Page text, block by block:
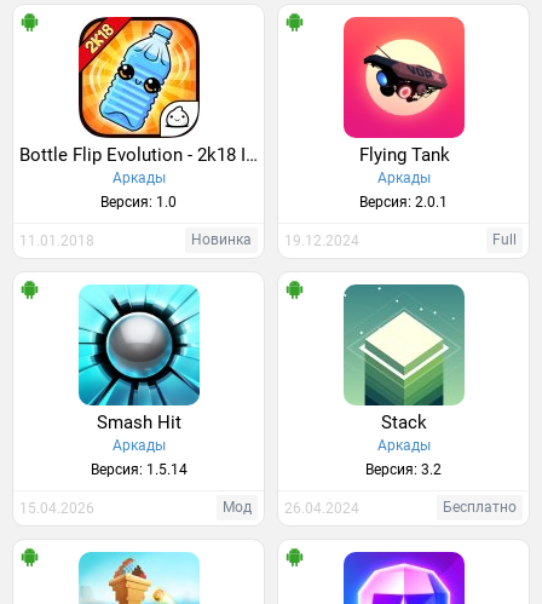
Bottle Flip Evolution - 2k18 Idle Clicker Game
Аркады
Версия: 1.0
11.01.2018 Новинка
Flying Tank
Аркады
Версия: 2.0.1
19.12.2024 Full
Smash Hit
Аркады
Версия: 1.5.14
15.04.2026 Мод
Stack
Аркады
Версия: 3.2
26.04.2024 Бесплатно